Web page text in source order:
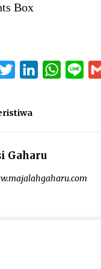
Box
TwitterLinkedIn
Gaharu